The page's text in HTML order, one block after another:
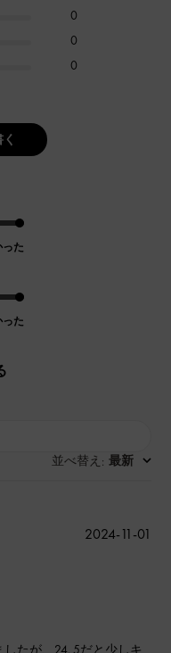
0
0
0
った
った
並べ替え : 最新
たが、24. 5だと少しキ
2024-11-01